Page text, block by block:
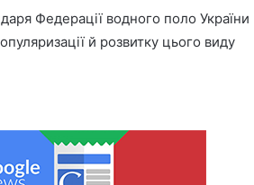
Федерації водного поло України
й розвитку цього виду
Встановлення фільтрів для води «під
Великомостівський ліцей увійшов до
переліку 12 закладів, що отримають
держсубвенцію на енергостійкість